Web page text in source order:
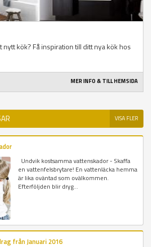
nytt kök? Få inspiration till ditt nya kök hos
MER INFO & TILL HEMSIDA
VISA FLER
Undvik kostsamma vattenskador - Skaffa
en vattenfelsbrytare! En vattenläcka hemma
är lika oväntad som ovälkommen.
Efterföljden blir dryg...
från Januari 2016